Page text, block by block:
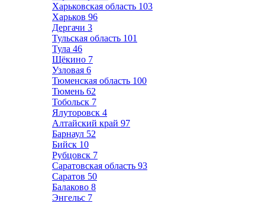
Харьковская область 103
Харьков 96
Дергачи 3
Тульская область 101
Тула 46
Щёкино 7
Узловая 6
Тюменская область 100
Тюмень 62
Тобольск 7
Ялуторовск 4
Алтайский край 97
Барнаул 52
Бийск 10
Рубцовск 7
Саратовская область 93
Саратов 50
Балаково 8
Энгельс 7